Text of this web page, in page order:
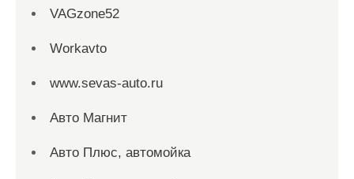
VAGzone52
Workavto
www.sevas-auto.ru
Авто Магнит
Авто Плюс, автомойка